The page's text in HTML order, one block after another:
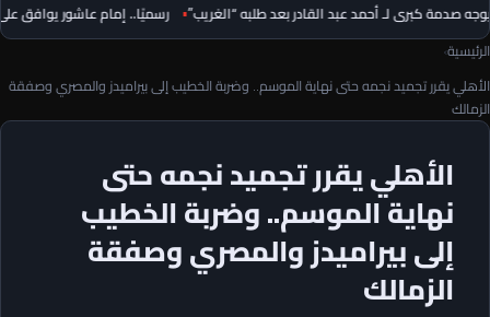
صدمة كبرى لـ أحمد عبد القادر بعد طلبه “الغريب”
رسميًا.. إمام عاشور يوافق على
الرئيسية›
الأهلي يقرر تجميد نجمه حتى نهاية الموسم.. وضربة الخطيب إلى بيراميدز والمصري وصفقة
الزمالك
الأهلي يقرر تجميد نجمه حتى
نهاية الموسم.. وضربة الخطيب
إلى بيراميدز والمصري وصفقة
الزمالك